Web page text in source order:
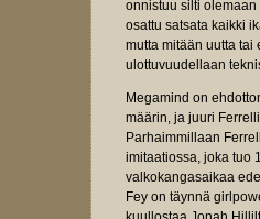
onnistuu silti
osattu satsata kaikki
mutta mitään uutta tai
ulottuvuudellaan
Megamind on
määrin, ja juuri
Parhaimmillaan
imitaatiossa, joka tuo
valkokangasaikaa
Fey on täynnä